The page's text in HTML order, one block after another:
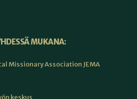
MUKANA:
Missionary Association JEMA
keskus